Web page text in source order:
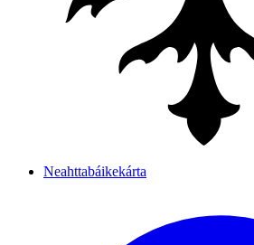
Neahttabáikekárta